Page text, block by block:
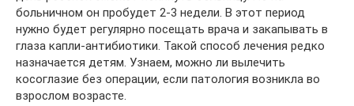
больничном он пробудет 2-3 недели. В этот период
нужно будет регулярно посещать врача и закапывать в
глаза капли-антибиотики. Такой способ лечения редко
назначается детям. Узнаем, можно ли вылечить
косоглазие без операции, если патология возникла во
взрослом возрасте.